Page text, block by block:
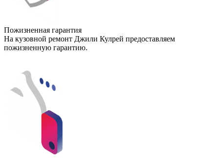
Пожизненная гарантия
На кузовной ремонт Джили Кулрей предоставляем
пожизненную гарантию.